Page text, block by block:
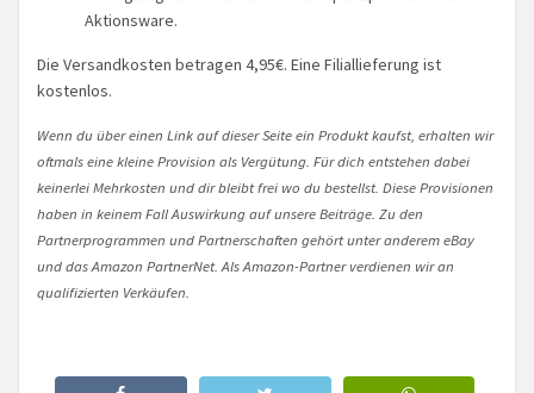
Aktionsware.
Die Versandkosten betragen 4,95€. Eine Filiallieferung ist
kostenlos.
Wenn du über einen Link auf dieser Seite ein Produkt kaufst, erhalten wir
oftmals eine kleine Provision als Vergütung. Für dich entstehen dabei
keinerlei Mehrkosten und dir bleibt frei wo du bestellst. Diese Provisionen
haben in keinem Fall Auswirkung auf unsere Beiträge. Zu den
Partnerprogrammen und Partnerschaften gehört unter anderem eBay
und das Amazon PartnerNet. Als Amazon-Partner verdienen wir an
qualifizierten Verkäufen.